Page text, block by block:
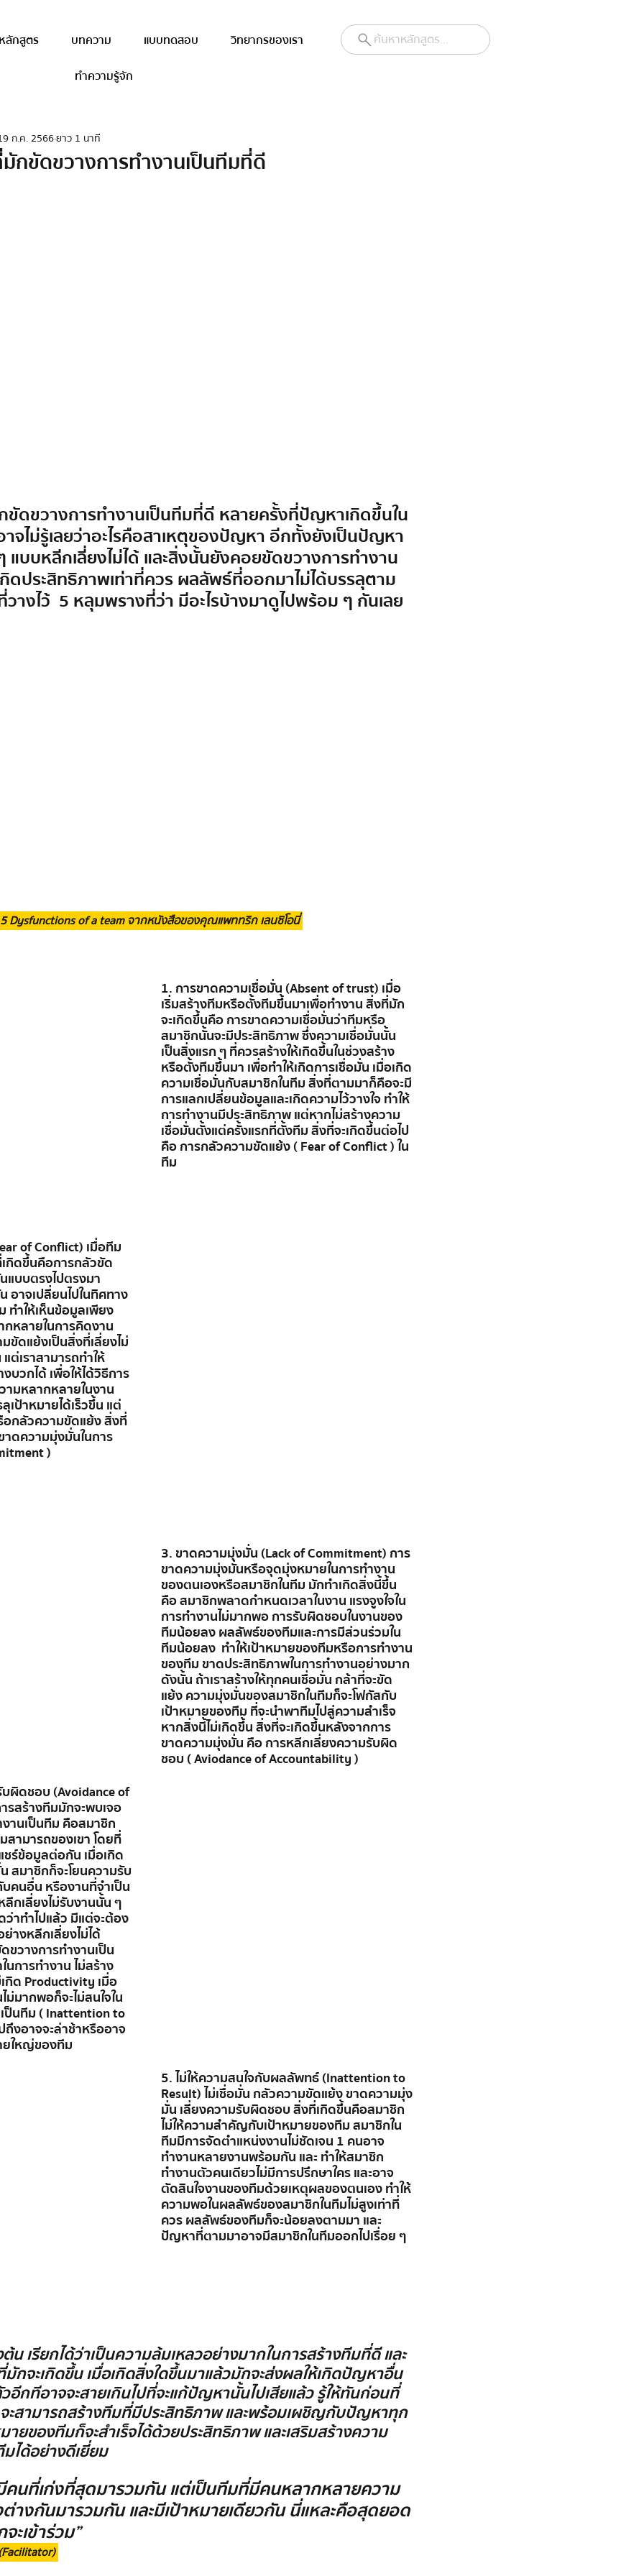
ลักสูตร บทความ แบบทดสอบ
วิทยากรของเรา
ทำความรู้จัก
ค้นหาหลักสูตร...
กขัดขวางการทำงานเป็นทีมที่ดี
ก.ค. 2566ยาว 1 นาที
ดขวางการทำงานเป็นทีมที่ดี หลายครั้งที่ปัญหาเกิดขึ้นใน
จไม่รู้เลยว่าอะไรคือสาเหตุของปัญหา อีกทั้งยังเป็นปัญหา
บบหลีกเลี่ยงไม่ได้ และสิ่งนั้นยังคอยขัดขวางการทำงาน
กิดประสิทธิภาพเท่าที่ควร ผลลัพธ์ที่ออกมาไม่ได้บรรลุตาม
างไว้  5 หลุมพรางที่ว่า มีอะไรบ้างมาดูไปพร้อม ๆ กันเลย
Dysfunctions of a team จากหนังสือของคุณแพททริก เลนซิโอนี่
1. การขาดความเชื่อมั่น (Absent of trust) เมื่อ
เริ่มสร้างทีมหรือตั้งทีมขึ้นมาเพื่อทำงาน สิ่งที่มัก
จะเกิดขึ้นคือ การขาดความเชื่อมั่นว่าทีมหรือ
สมาชิกนั้นจะมีประสิทธิภาพ ซึ่งความเชื่อมั่นนั้น
เป็นสิ่งแรก ๆ ที่ควรสร้างให้เกิดขึ้นในช่วงสร้าง
หรือตั้งทีมขึ้นมา เพื่อทำให้เกิดการเชื่อมั่น เมื่อเกิด
ความเชื่อมั่นกับสมาชิกในทีม สิ่งที่ตามมาก็คือจะมี
การแลกเปลี่ยนข้อมูลและเกิดความไว้วางใจ ทำให้
การทำงานมีประสิทธิภาพ แต่หากไม่สร้างความ
เชื่อมั่นตั้งแต่ครั้งแรกที่ตั้งทีม สิ่งที่จะเกิดขึ้นต่อไป
คือ การกลัวความขัดแย้ง ( Fear of Conflict ) ใน
ทีม
of Conflict) เมื่อทีม
กิดขึ้นคือการกลัวขัด
แบบตรงไปตรงมา
าจเปลี่ยนไปในทิศทาง
ำให้เห็นข้อมูลเพียง
หลายในการคิดงาน
ขัดแย้งเป็นสิ่งที่เลี่ยงไม่
ต่เราสามารถทำให้
บวกได้ เพื่อให้ได้วิธีการ
ามหลากหลายในงาน
เป้าหมายได้เร็วขึ้น แต่
กลัวความขัดแย้ง สิ่งที่
าดความมุ่งมั่นในการ
)
3. ขาดความมุ่งมั่น (Lack of Commitment) การ
ขาดความมุ่งมั่นหรือจุดมุ่งหมายในการทำงาน
ของตนเองหรือสมาชิกในทีม มักทำเกิดสิ่งนี้ขึ้น
คือ สมาชิกพลาดกำหนดเวลาในงาน แรงจูงใจใน
การทำงานไม่มากพอ การรับผิดชอบในงานของ
ทีมน้อยลง ผลลัพธ์ของทีมและการมีส่วนร่วมใน
ทีมน้อยลง  ทำให้เป้าหมายของทีมหรือการทำงาน
ของทีม ขาดประสิทธิภาพในการทำงานอย่างมาก
ดังนั้น ถ้าเราสร้างให้ทุกคนเชื่อมั่น กล้าที่จะขัด
แย้ง ความมุ่งมั่นของสมาชิกในทีมก็จะโฟกัสกับ
เป้าหมายของทีม ที่จะนำพาทีมไปสู่ความสำเร็จ
หากสิ่งนี้ไม่เกิดขึ้น สิ่งที่จะเกิดขึ้นหลังจากการ
ขาดความมุ่งมั่น คือ การหลีกเลี่ยงความรับผิด
ชอบ ( Aviodance of Accountability )
ผิดชอบ (Avoidance of
สร้างทีมมักจะพบเจอ
านเป็นทีม คือสมาชิก
ามารถของเขา โดยที่
ร์ข้อมูลต่อกัน เมื่อเกิด
สมาชิกก็จะโยนความรับ
คนอื่น หรืองานที่จำเป็น
กเลี่ยงไม่รับงานนั้น ๆ
ว่าทำไปแล้ว มีแต่จะต้อง
างหลีกเลี่ยงไม่ได้
วางการทำงานเป็น
นการทำงาน ไม่สร้าง
กิด Productivity เมื่อ
มากพอก็จะไม่สนใจใน
ป็นทีม ( Inattention to
ถึงอาจจะล่าช้าหรืออาจ
ยใหญ่ของทีม
5. ไม่ให้ความสนใจกับผลลัพทธ์ (Inattention to
Result) ไม่เชื่อมั่น กลัวความขัดแย้ง ขาดความมุ่ง
มั่น เลี่ยงความรับผิดชอบ สิ่งที่เกิดขึ้นคือสมาชิก
ไม่ให้ความสำคัญกับเป้าหมายของทีม สมาชิกใน
ทีมมีการจัดตำแหน่งงานไม่ชัดเจน 1 คนอาจ
ทำงานหลายงานพร้อมกัน และ ทำให้สมาชิก
ทำงานตัวคนเดียวไม่มีการปรึกษาใคร และอาจ
ตัดสินใจงานของทีมด้วยเหตุผลของตนเอง ทำให้
ความพอในผลลัพธ์ของสมาชิกในทีมไม่สูงเท่าที่
ควร ผลลัพธ์ของทีมก็จะน้อยลงตามมา และ
ปัญหาที่ตามมาอาจมีสมาชิกในทีมออกไปเรื่อย ๆ
น เรียกได้ว่าเป็นความล้มเหลวอย่างมากในการสร้างทีมที่ดี และ
จะเกิดขึ้น เมื่อเกิดสิ่งใดขึ้นมาแล้วมักจะส่งผลให้เกิดปัญหาอื่น
อีกทีอาจจะสายเกินไปที่จะแก้ปัญหานั้นไปเสียแล้ว รู้ให้ทันก่อนที่
จะสามารถสร้างทีมที่มีประสิทธิภาพ และพร้อมเผชิญกับปัญหาทุก
ยของทีมก็จะสำเร็จได้ด้วยประสิทธิภาพ และเสริมสร้างความ
ได้อย่างดีเยี่ยม
คนที่เก่งที่สุดมารวมกัน แต่เป็นทีมที่มีคนหลากหลายความ
างกันมารวมกัน และมีเป้าหมายเดียวกัน นี่แหละคือสุดยอด
ะเข้าร่วม”